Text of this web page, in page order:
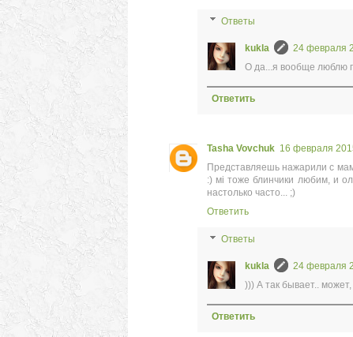
Ответы
kukla
24 февраля
О да...я вообще люблю
Ответить
Tasha Vovchuk 16 февраля
Представляешь нажарили с
:) мі тоже блинчики любим, и
настолько часто... ;)
Ответить
Ответы
kukla
24 февраля
))) А так бывает..
Ответить